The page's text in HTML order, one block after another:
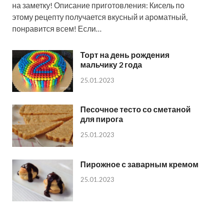
на заметку! Описание приготовления: Кисель по
этому рецепту получается вкусный и ароматный,
понравится всем! Если…
Торт на день рождения
мальчику 2 года
25.01.2023
Песочное тесто со сметаной
для пирога
25.01.2023
Пирожное с заварным кремом
25.01.2023